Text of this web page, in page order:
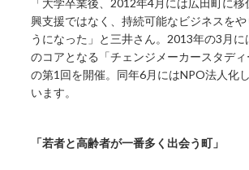
「大学卒業後、2012年4月には広田町に
興支援ではなく、持続可能なビジネスをや
うになった」と三井さん。2013年の3月に
のコアとなる「チェンジメーカースタディ
の第1回を開催。同年6月にはNPO法人化
います。
「若者と高齢者が一番多く出会う町」